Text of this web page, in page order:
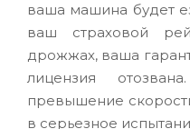
ваша машина будет
ваш страховой
дрожжах, ваша
лицензия
превышение
в серьезное